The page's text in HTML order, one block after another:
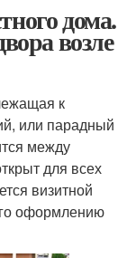
дома.
возле
к
или парадный
между
для всех
визитной
оформлению